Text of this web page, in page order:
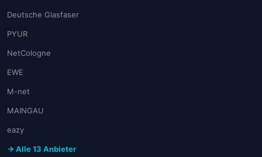
Deutsche Glasfaser
PYUR
NetCologne
EWE
M-net
MAINGAU
eazy
→ Alle 13 Anbieter